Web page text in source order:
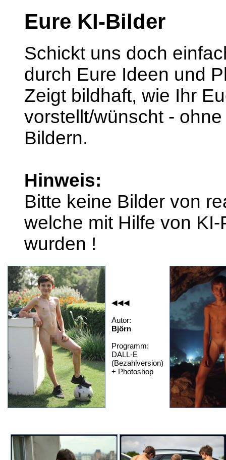
Eure KI-Bilder
Schickt uns doch
durch Eure Ideen und
Zeigt bildhaft, wie Ihr
vorstellt/wünscht -
Bildern.
Hinweis:
Bitte keine Bilder von
welche mit Hilfe von KI-
wurden !
◀◀◀
Autor:
Björn
Programm:
DALL-E
(Bezahlversion)
+ Photoshop